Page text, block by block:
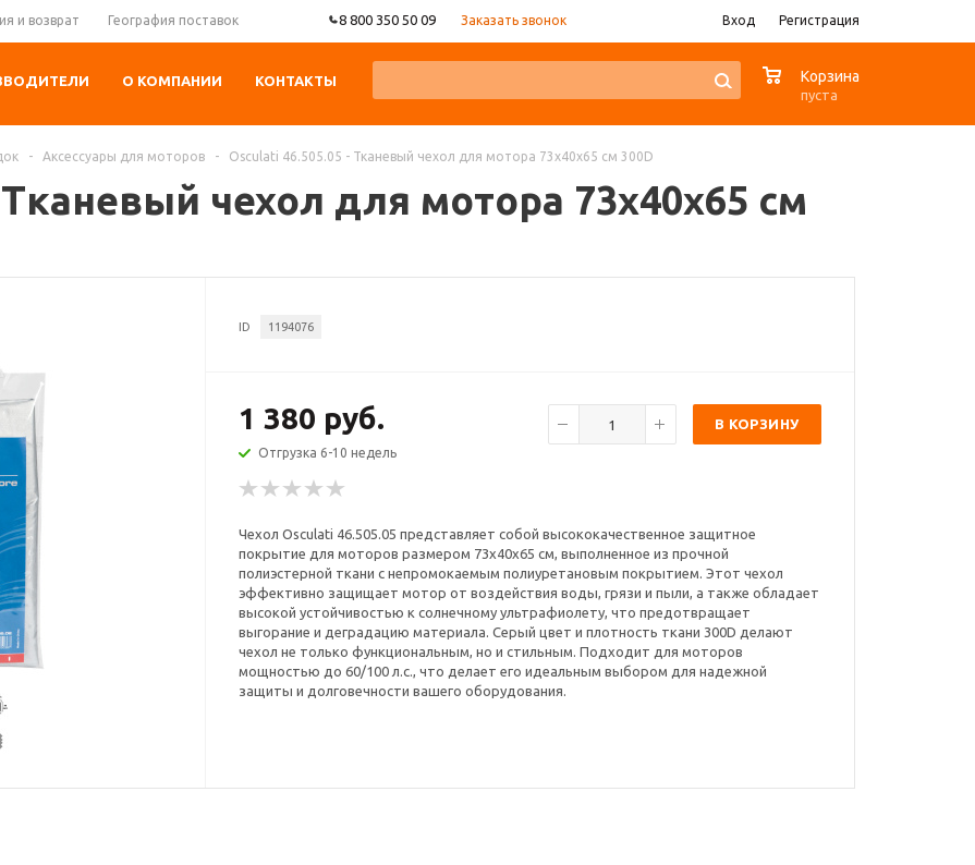
и возврат География поставок 8 800 350 50 09 Заказать звонок Вход Регистрация
О КОМПАНИИ КОНТАКТЫ Корзина
пуста
- Аксессуары для моторов - Osculati 46.505.05 - Тканевый чехол для мотора 73x40x65 см 300D
чехол для мотора 73x40x65 см
ID 1194076
1 380 руб.
Отгрузка 6-10 недель
В КОРЗИНУ
Чехол Osculati 46.505.05 представляет собой высококачественное защитное
покрытие для моторов размером 73x40x65 см, выполненное из прочной
полиэстерной ткани с непромокаемым полиуретановым покрытием. Этот чехол
эффективно защищает мотор от воздействия воды, грязи и пыли, а также обладает
высокой устойчивостью к солнечному ультрафиолету, что предотвращает
выгорание и деградацию материала. Серый цвет и плотность ткани 300D делают
чехол не только функциональным, но и стильным. Подходит для моторов
мощностью до 60/100 л.с., что делает его идеальным выбором для надежной
защиты и долговечности вашего оборудования.